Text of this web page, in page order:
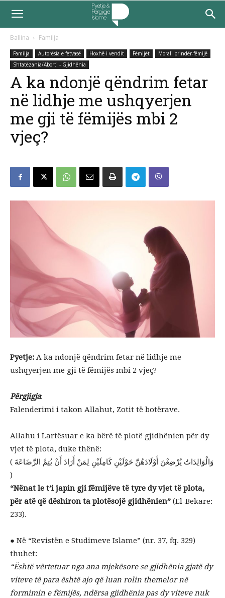
Ballina Familja
Familja Autorësia e fetvasë Hoxhë i vendit Fëmijët
Morali prindër-fëmijë
Shtatëzania/Aborti - Gjidhënia
A ka ndonjë qëndrim fetar
në lidhje me ushqyerjen
me gji të fëmijës mbi 2
vjeç?
Pyetje: A ka ndonjë qëndrim fetar në lidhje me
ushqyerjen me gji të fëmijës mbi 2 vjeç?
Përgjigja:
Falenderimi i takon Allahut, Zotit të botërave.
Allahu i Lartësuar e ka bërë të plotë gjidhënien për dy
vjet të plota, duke thënë:
( وَالْوَالِدَاتُ يُرْضِعْنَ أَوْلَادَهُنَّ حَوْلَيْنِ كَامِلَيْنِ لِمَنْ أَرَادَ أَنْ يُتِمَّ الرَّضَاعَةَ
)
“Nënat le t’i japin gji fëmijëve të tyre dy vjet të plota,
për atë që dëshiron ta plotësojë gjidhënien” (El-Bekare:
233).
● Në “Revistën e Studimeve Islame” (nr. 37, fq. 329)
thuhet:
“Është vërtetuar nga ana mjekësore se gjidhënia gjatë dy
viteve të para është ajo që luan rolin themelor në
formimin e fëmijës, ndërsa gjidhënia pas dy viteve nuk